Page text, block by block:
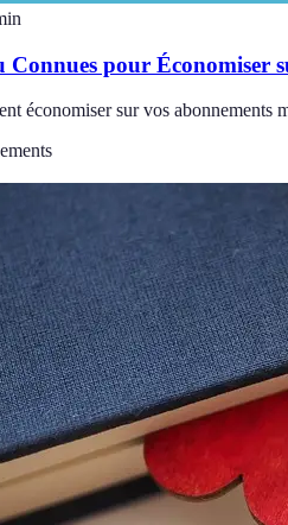
Connues pour Économiser
économiser sur vos abonnements